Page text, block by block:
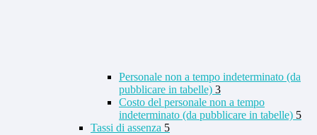
Personale non a tempo indeterminato (da
pubblicare in tabelle) 3
Costo del personale non a tempo
indeterminato (da pubblicare in tabelle) 5
Tassi di assenza 5